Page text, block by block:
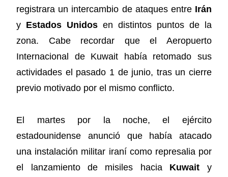
registrara un intercambio de ataques entre Irán
y Estados Unidos en distintos puntos de la
zona. Cabe recordar que el Aeropuerto
Internacional de Kuwait había retomado sus
actividades el pasado 1 de junio, tras un cierre
previo motivado por el mismo conflicto.
El martes por la noche, el ejército
estadounidense anunció que había atacado
una instalación militar iraní como represalia por
el lanzamiento de misiles hacia Kuwait y